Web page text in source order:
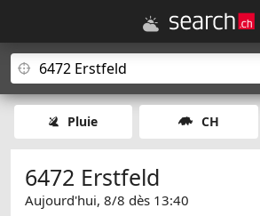
Pluie CH
6472 Erstfeld
Aujourd'hui, 8/8 dès 13:40